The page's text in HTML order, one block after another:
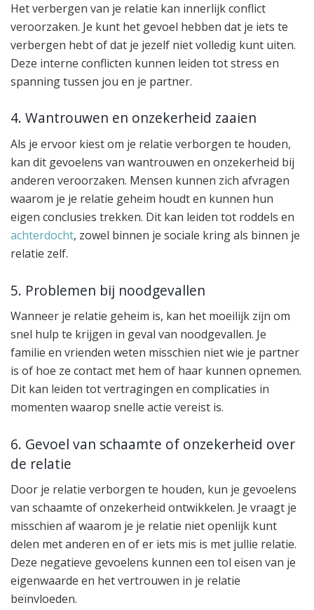
Het verbergen van je relatie kan innerlijk conflict
veroorzaken. Je kunt het gevoel hebben dat je iets te
verbergen hebt of dat je jezelf niet volledig kunt uiten.
Deze interne conflicten kunnen leiden tot stress en
spanning tussen jou en je partner.
4. Wantrouwen en onzekerheid zaaien
Als je ervoor kiest om je relatie verborgen te houden,
kan dit gevoelens van wantrouwen en onzekerheid bij
anderen veroorzaken. Mensen kunnen zich afvragen
waarom je je relatie geheim houdt en kunnen hun
eigen conclusies trekken. Dit kan leiden tot roddels en
achterdocht, zowel binnen je sociale kring als binnen je
relatie zelf.
5. Problemen bij noodgevallen
Wanneer je relatie geheim is, kan het moeilijk zijn om
snel hulp te krijgen in geval van noodgevallen. Je
familie en vrienden weten misschien niet wie je partner
is of hoe ze contact met hem of haar kunnen opnemen.
Dit kan leiden tot vertragingen en complicaties in
momenten waarop snelle actie vereist is.
6. Gevoel van schaamte of onzekerheid over
de relatie
Door je relatie verborgen te houden, kun je gevoelens
van schaamte of onzekerheid ontwikkelen. Je vraagt je
misschien af waarom je je relatie niet openlijk kunt
delen met anderen en of er iets mis is met jullie relatie.
Deze negatieve gevoelens kunnen een tol eisen van je
eigenwaarde en het vertrouwen in je relatie
beïnvloeden.